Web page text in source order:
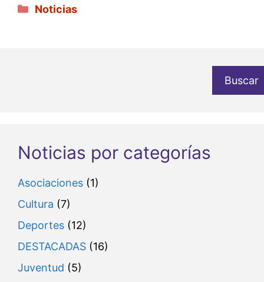
Categorías
Noticias
Buscar
Noticias por categorías
Asociaciones (1)
Cultura (7)
Deportes (12)
DESTACADAS (16)
Juventud (5)